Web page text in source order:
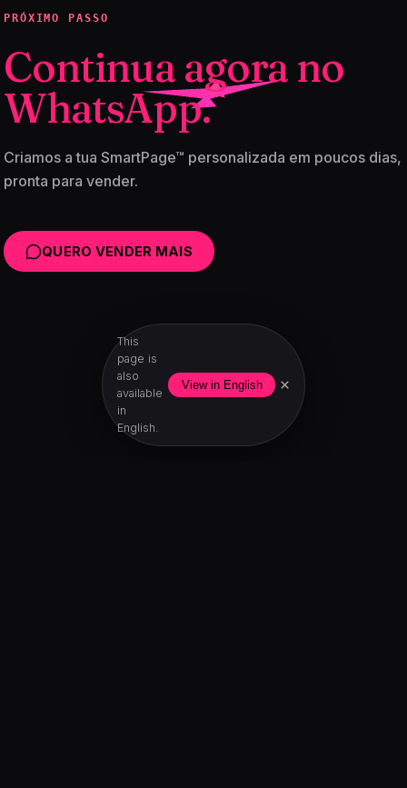
This
page is
also
available
in
English.
View in English ×
PRÓXIMO PASSO
Continua agora no
WhatsApp.
Criamos a tua SmartPage™ personalizada em poucos dias,
pronta para vender.
QUERO VENDER MAIS